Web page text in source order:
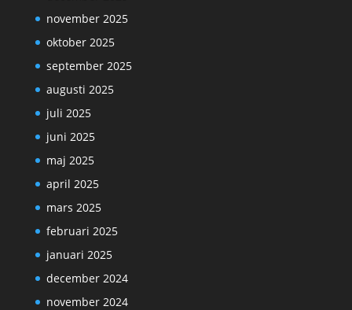
november 2025
oktober 2025
september 2025
augusti 2025
juli 2025
juni 2025
maj 2025
april 2025
mars 2025
februari 2025
januari 2025
december 2024
november 2024